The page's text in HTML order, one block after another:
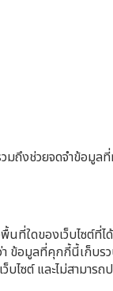
ถึงช่วยจดจำข้อมูล
ที่ใดของเว็บไซต์ที่
อมูลที่คุกกี้นี้เก็บรว
ไซต์ และไม่สามาร